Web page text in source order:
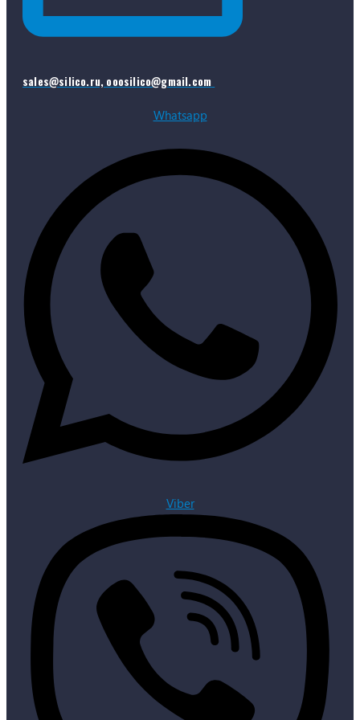
sales@silico.ru, ooosilico@gmail.com
Whatsapp
Viber